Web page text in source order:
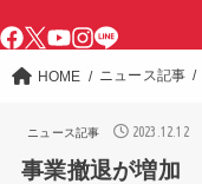
HOME ニュース記事
ニュース記事 2023.12.12
事業撤退が増加